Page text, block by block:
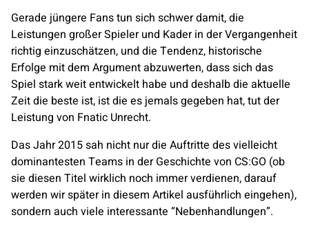
Gerade jüngere Fans tun sich schwer damit, die
Leistungen großer Spieler und Kader in der Vergangenheit
richtig einzuschätzen, und die Tendenz, historische
Erfolge mit dem Argument abzuwerten, dass sich das
Spiel stark weit entwickelt habe und deshalb die aktuelle
Zeit die beste ist, ist die es jemals gegeben hat, tut der
Leistung von Fnatic Unrecht.
Das Jahr 2015 sah nicht nur die Auftritte des vielleicht
dominantesten Teams in der Geschichte von CS:GO (ob
sie diesen Titel wirklich noch immer verdienen, darauf
werden wir später in diesem Artikel ausführlich eingehen),
sondern auch viele interessante “Nebenhandlungen”.